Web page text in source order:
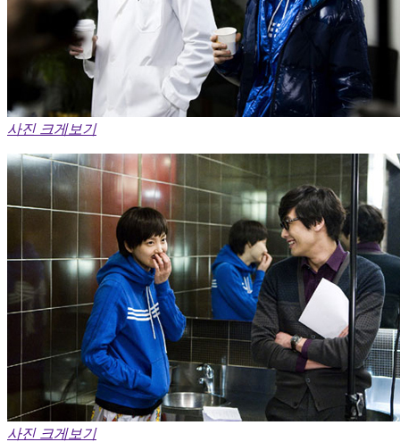
사진 크게보기
사진 크게보기